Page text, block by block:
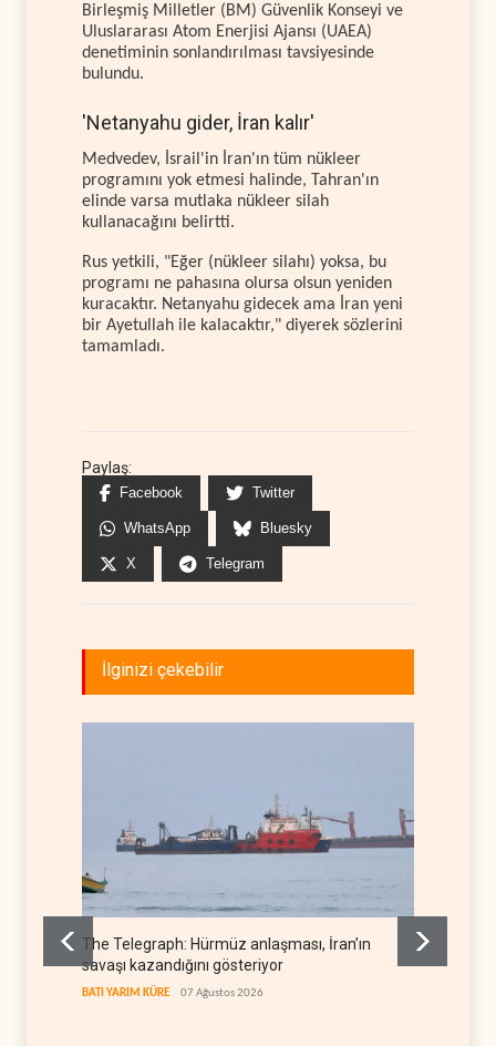
Birleşmiş Milletler (BM) Güvenlik Konseyi ve
Uluslararası Atom Enerjisi Ajansı (UAEA)
denetiminin sonlandırılması tavsiyesinde
bulundu.
'Netanyahu gider, İran kalır'
Medvedev, İsrail'in İran'ın tüm nükleer
programını yok etmesi halinde, Tahran'ın
elinde varsa mutlaka nükleer silah
kullanacağını belirtti.
Rus yetkili, "Eğer (nükleer silahı) yoksa, bu
programı ne pahasına olursa olsun yeniden
kuracaktır. Netanyahu gidecek ama İran yeni
bir Ayetullah ile kalacaktır," diyerek sözlerini
tamamladı.
Paylaş:
Facebook Twitter
WhatsApp Bluesky
X Telegram
İlginizi çekebilir
The Telegraph: Hürmüz anlaşması, İran’ın
savaşı kazandığını gösteriyor
BATI YARIM KÜRE 07 Ağustos 2026